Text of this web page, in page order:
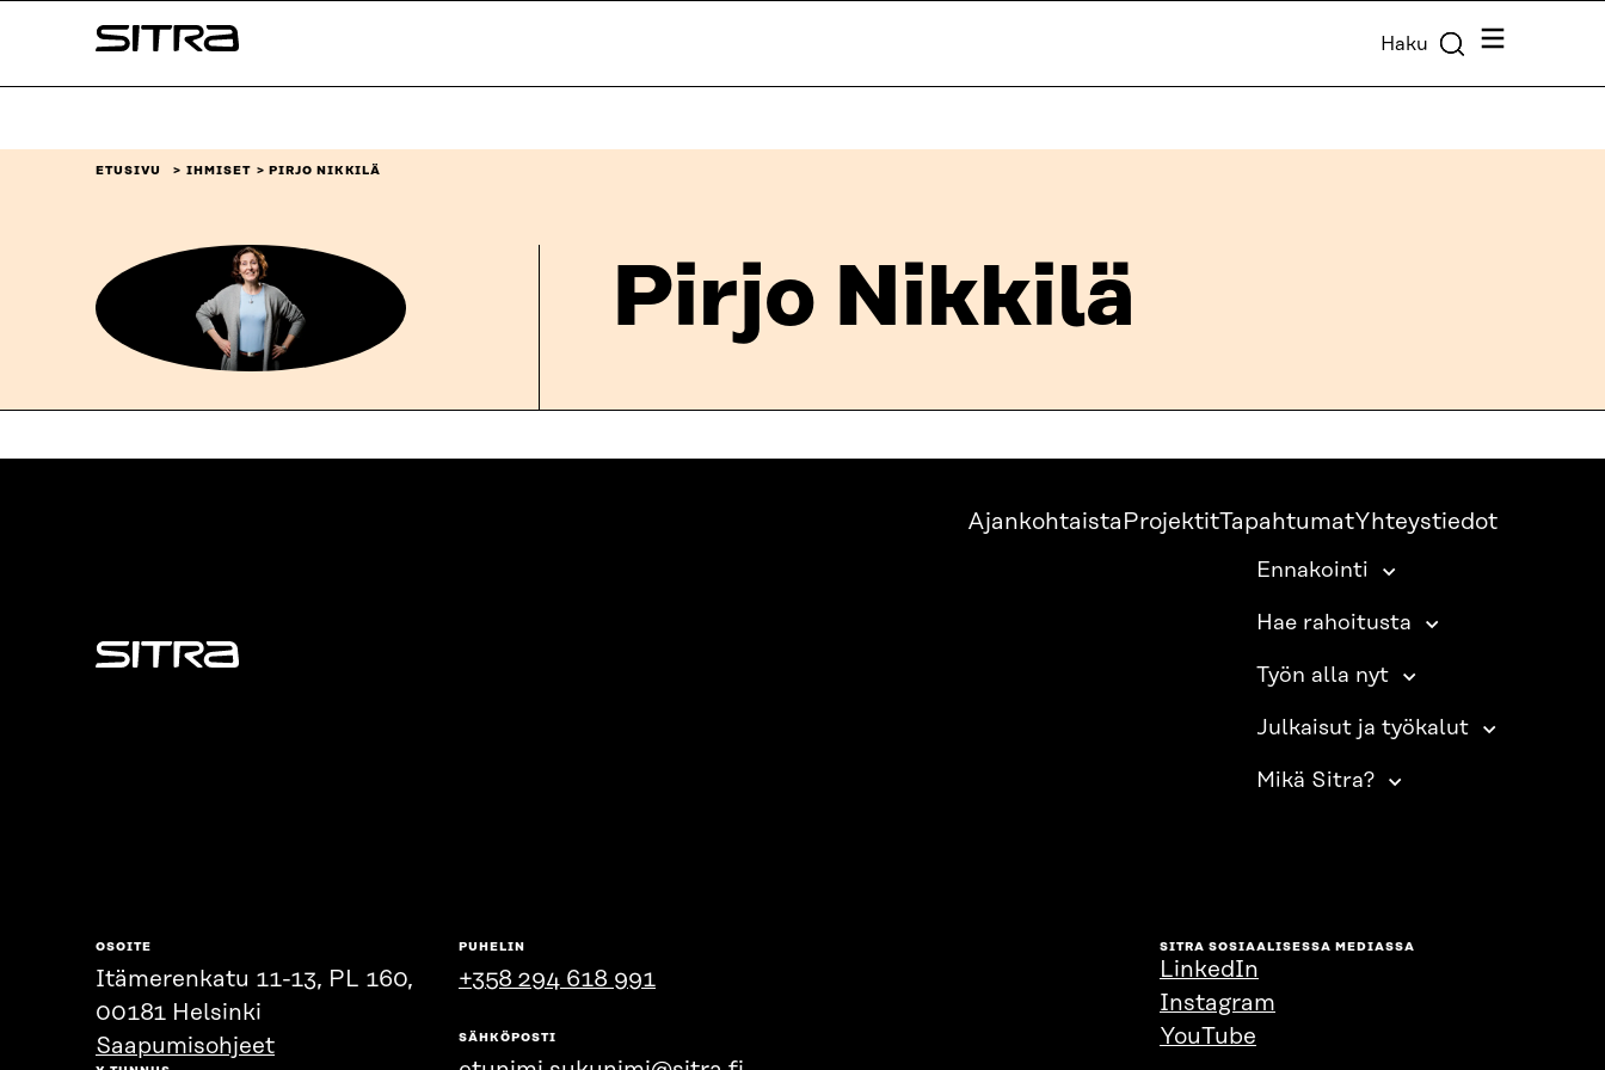
sisältöön
Sitra Haku Valikko
ETUSIVU IHMISET PIRJO NIKKILÄ
Pirjo Nikkilä
Sitra
Ajankohtaista ProjektitTapahtumatYhteystiedot
Ennakointi
Hae rahoitusta
Työn alla nyt
Julkaisut ja työkalut
Mikä Sitra?
OSOITE
Itämerenkatu 11-13, PL 160,
00181 Helsinki
Saapumisohjeet
PUHELIN
+358 294 618 991
SÄHKÖPOSTI
SITRA SOSIAALISESSA MEDIASSA
LinkedIn
Instagram
YouTube